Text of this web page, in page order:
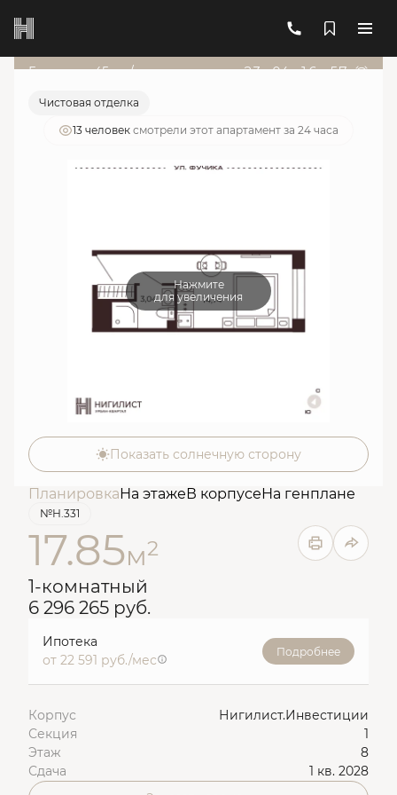
1-комнатный 6 296 265 руб.
Ипотека
Гарант от 45т.р./мес 23д:04ч:16м:57с
Чистовая отделка
13 человек смотрели этот апартамент за 24 часа
Нажмите
для увеличения
Показать солнечную сторону
ПланировкаНа этажеВ корпусеНа генплане
№Н.331
17.85м2
1-комнатный
6 296 265 руб.
Ипотека
от 22 591 руб./мес
Подробнее
Корпус
Нигилист.Инвестиции
Секция
1
Этаж
8
Сдача
1 кв. 2028